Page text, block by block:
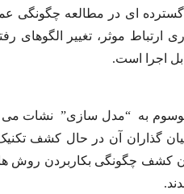
ای در مطالعه چگونگی
ارتباط موثر، تغییر الگوهای
اجرا است.
به “مدل سازی” نشات می
گذاران آن در حال کشف
کشف چگونگی بکاربردن روش